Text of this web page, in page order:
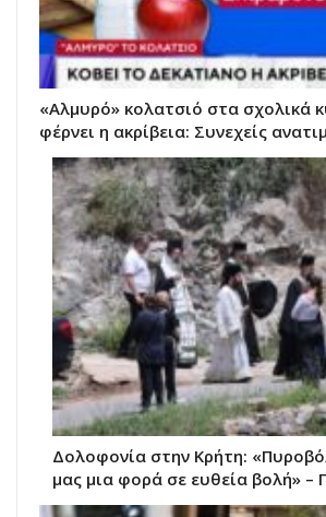
«Αλμυρό» κολατσιό στα σχολικά
φέρνει η ακρίβεια: Συνεχείς
Δολοφονία στην Κρήτη:
μας μια φορά σε ευθεία βολή» –